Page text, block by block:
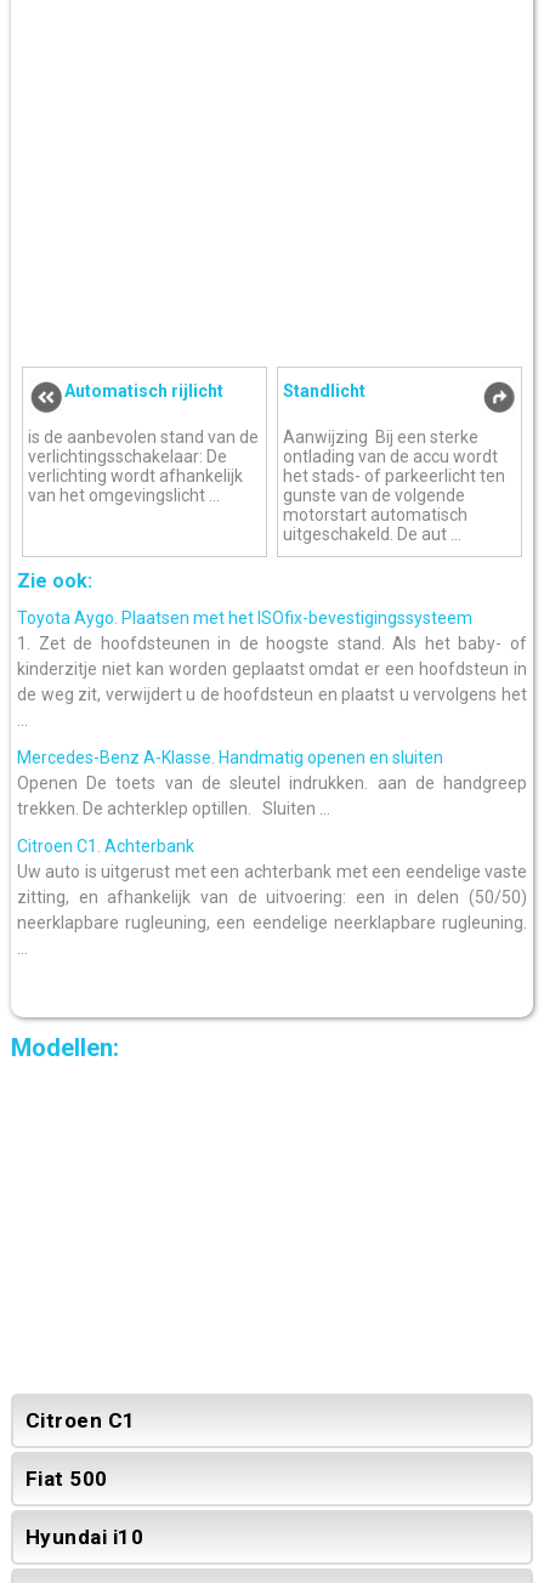
Automatisch rijlicht
is de aanbevolen stand van de
verlichtingsschakelaar: De
verlichting wordt afhankelijk
van het omgevingslicht ...
Standlicht
Aanwijzing Bij een sterke
ontlading van de accu wordt
het stads- of parkeerlicht ten
gunste van de volgende
motorstart automatisch
uitgeschakeld. De aut ...
Zie ook:
Toyota Aygo. Plaatsen met het ISOfix-bevestigingssysteem
1. Zet de hoofdsteunen in de hoogste stand. Als het baby- of
kinderzitje niet kan worden geplaatst omdat er een hoofdsteun in
de weg zit, verwijdert u de hoofdsteun en plaatst u vervolgens het
Mercedes-Benz A-Klasse. Handmatig openen en sluiten
Openen De toets van de sleutel indrukken. aan de handgreep
trekken. De achterklep optillen. Sluiten ...
Citroen C1. Achterbank
Uw auto is uitgerust met een achterbank met een eendelige vaste
zitting, en afhankelijk van de uitvoering: een in delen (50/50)
neerklapbare rugleuning, een eendelige neerklapbare rugleuning.
Modellen:
Citroen C1
Fiat 500
Hyundai i10